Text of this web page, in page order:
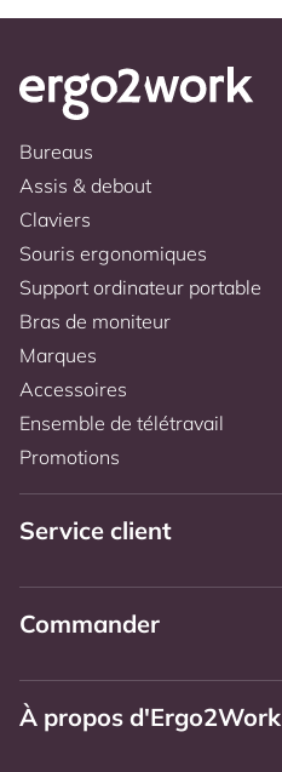
Bureaus
Assis & debout
Claviers
Souris ergonomiques
Support ordinateur portable
Bras de moniteur
Marques
Accessoires
Ensemble de télétravail
Promotions
Service client
Commander
À propos d'Ergo2Work